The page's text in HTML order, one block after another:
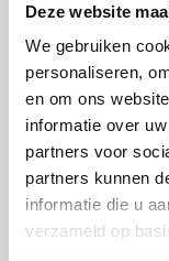
Deze website
We gebruiken
personaliseren,
en om ons
informatie over
partners voor
partners kunnen
informatie die u
verzameld op